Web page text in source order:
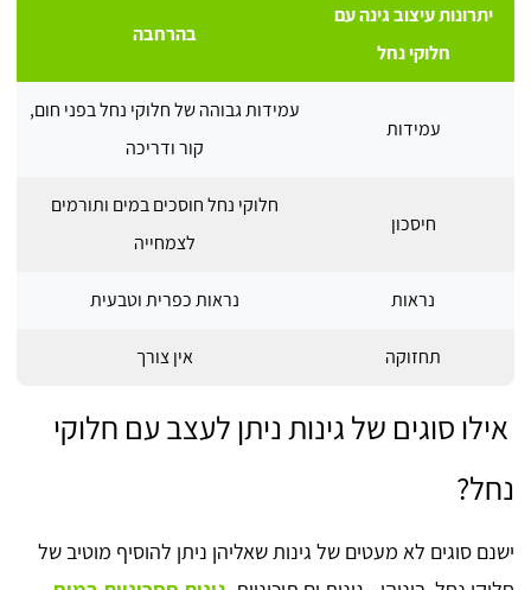
יתרונות עיצוב גינה עם
חלוקי נחל
בהרחבה
עמידות
עמידות גבוהה של חלוקי נחל בפני חום,
קור ודריכה
חיסכון
חלוקי נחל חוסכים במים ותורמים
לצמחייה
נראות נראות כפרית וטבעית
תחזוקה אין צורך
אילו סוגים של גינות ניתן לעצב עם חלוקי
נחל?
ישנם סוגים לא מעטים של גינות שאליהן ניתן להוסיף מוטיב של